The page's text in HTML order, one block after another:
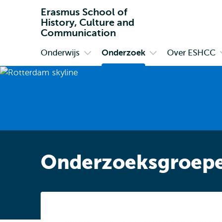
Erasmus School of
History, Culture and
Communication
Primair
Onderwijs Onderzoek Over ESHCC